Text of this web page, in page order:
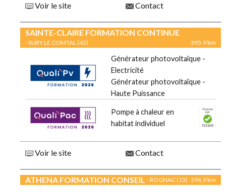
Voir le site Contact
SAINTE-CLAIRE FORMATION CONTINUE
- SURY LE COMTAL (42) 395.9 km
Générateur photovoltaïque -
Electricité
Générateur photovoltaïque -
Haute Puissance
Pompe à chaleur en
habitat individuel
Voir le site Contact
ATHENA FORMATION CONSEIL - ROGNAC (13) 396.9 km